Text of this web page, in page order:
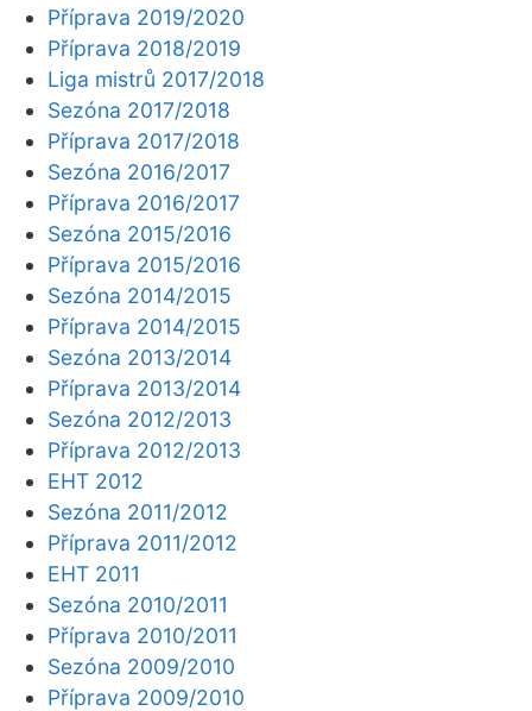
Příprava 2019/2020
Příprava 2018/2019
Liga mistrů 2017/2018
Sezóna 2017/2018
Příprava 2017/2018
Sezóna 2016/2017
Příprava 2016/2017
Sezóna 2015/2016
Příprava 2015/2016
Sezóna 2014/2015
Příprava 2014/2015
Sezóna 2013/2014
Příprava 2013/2014
Sezóna 2012/2013
Příprava 2012/2013
EHT 2012
Sezóna 2011/2012
Příprava 2011/2012
EHT 2011
Sezóna 2010/2011
Příprava 2010/2011
Sezóna 2009/2010
Příprava 2009/2010